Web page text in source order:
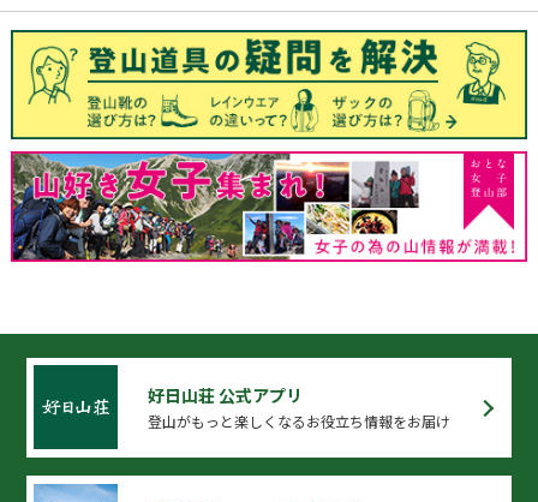
好日山荘 公式アプリ
登山がもっと楽しくなるお役立ち情報をお届け